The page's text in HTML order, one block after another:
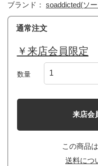
ブランド： soaddicted(ソ
通常注文
￥来店会員限定
数量
来店会
この商品
送料につ